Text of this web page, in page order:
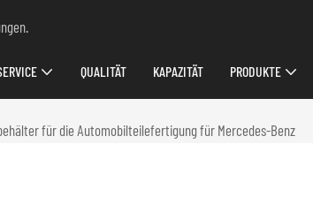
QUALITÄT KAPAZITÄT PRODUKTE
für die Automobilteilefertigung für Mercedes-Benz